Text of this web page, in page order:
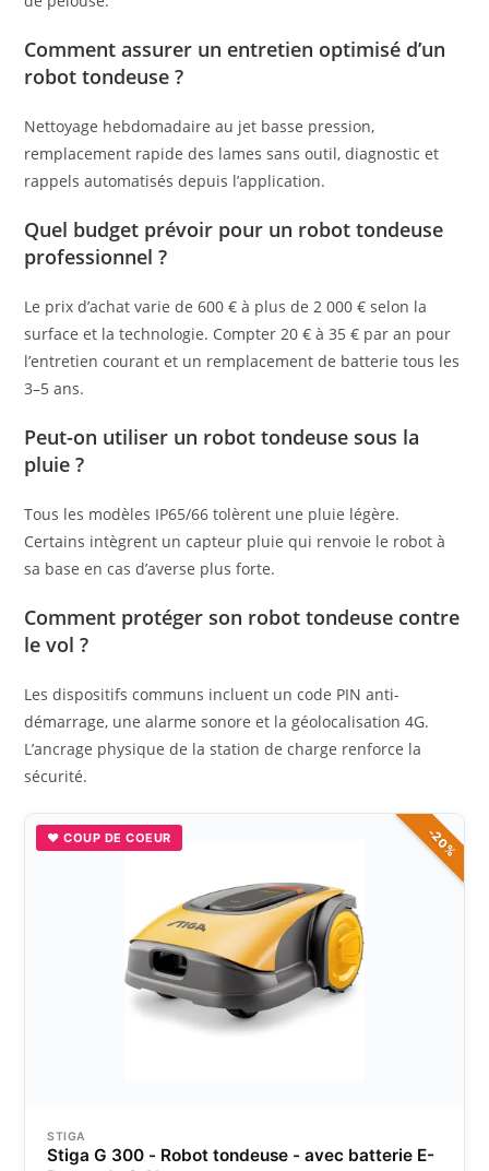
Comment assurer un entretien optimisé d’un
robot tondeuse ?
Nettoyage hebdomadaire au jet basse pression,
remplacement rapide des lames sans outil, diagnostic et
rappels automatisés depuis l’application.
Quel budget prévoir pour un robot tondeuse
professionnel ?
Le prix d’achat varie de 600 € à plus de 2 000 € selon la
surface et la technologie. Compter 20 € à 35 € par an pour
l’entretien courant et un remplacement de batterie tous les
3–5 ans.
Peut-on utiliser un robot tondeuse sous la
pluie ?
Tous les modèles IP65/66 tolèrent une pluie légère.
Certains intègrent un capteur pluie qui renvoie le robot à
sa base en cas d’averse plus forte.
Comment protéger son robot tondeuse contre
le vol ?
Les dispositifs communs incluent un code PIN anti-
démarrage, une alarme sonore et la géolocalisation 4G.
L’ancrage physique de la station de charge renforce la
sécurité.
-20%
♥ COUP DE COEUR
STIGA
Stiga G 300 - Robot tondeuse - avec batterie E-